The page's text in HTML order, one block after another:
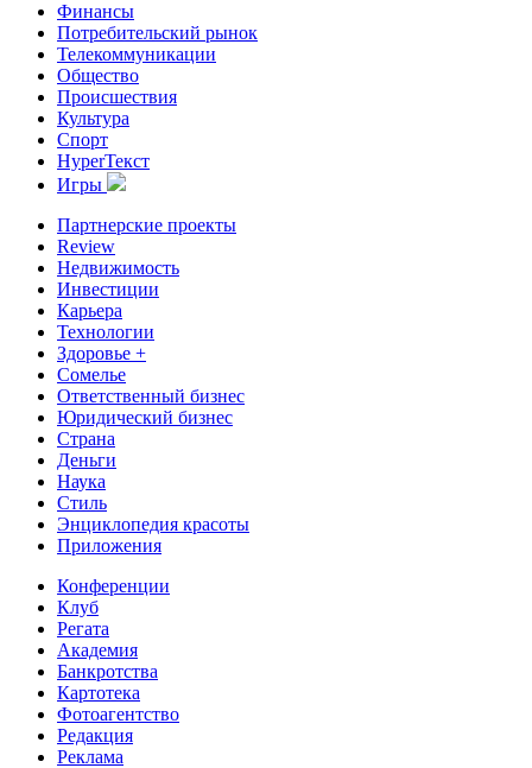
Финансы
Потребительский рынок
Телекоммуникации
Общество
Происшествия
Культура
Спорт
HyperТекст
Игры
Партнерские проекты
Review
Недвижимость
Инвестиции
Карьера
Технологии
Здоровье +
Сомелье
Ответственный бизнес
Юридический бизнес
Страна
Деньги
Наука
Стиль
Энциклопедия красоты
Приложения
Конференции
Клуб
Регата
Академия
Банкротства
Картотека
Фотоагентство
Редакция
Реклама